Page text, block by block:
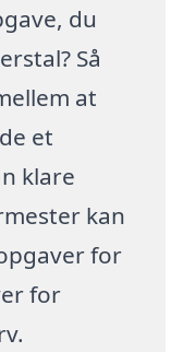
du
Så
at
et
klare
kan
for
for